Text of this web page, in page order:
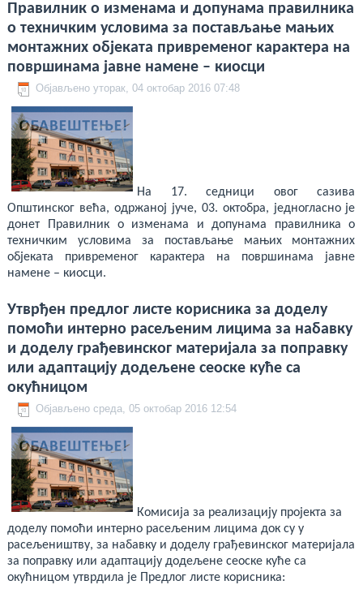
Правилник о изменама и допунама правилника
о техничким условима за постављање мањих
монтажних објеката привременог карактера на
површинама јавне намене – киосци
Објављено уторак, 04 октобар 2016 07:48
На 17. седници овог сазива
Општинског већа, одржаној јуче, 03. октобра, једногласно је
донет Правилник о изменама и допунама правилника о
техничким условима за постављање мањих монтажних
објеката привременог карактера на површинама јавне
намене – киосци.
Утврђен предлог листе корисника за доделу
помоћи интерно расељеним лицима за набавку
и доделу грађевинског материјала за поправку
или адаптацију додељене сеоске куће са
окућницом
Објављено среда, 05 октобар 2016 12:54
Комисија за реализацију пројекта за
доделу помоћи интерно расељеним лицима док су у
расељеништву, за набавку и доделу грађевинског материјала
за поправку или адаптацију додељене сеоске куће са
окућницом утврдила је Предлог листе корисника: